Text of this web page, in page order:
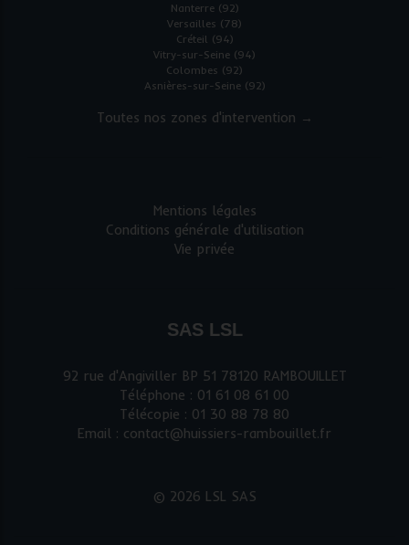
Nanterre (92)
Versailles (78)
Créteil (94)
Vitry-sur-Seine (94)
Colombes (92)
Asnières-sur-Seine (92)
Toutes nos zones d'intervention →
Mentions légales
Conditions générale d'utilisation
Vie privée
SAS LSL
92 rue d'Angiviller BP 51 78120 RAMBOUILLET
Téléphone : 01 61 08 61 00
Télécopie : 01 30 88 78 80
Email : contact@huissiers-rambouillet.fr
© 2026 LSL SAS